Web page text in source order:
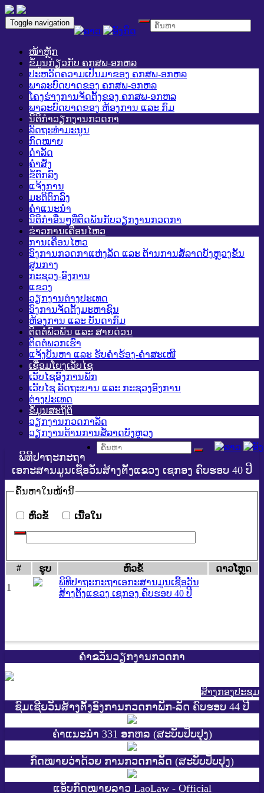
Toggle navigation
ໜ້າຫຼັກ
ຂໍ້ມູນກ່ຽວກັບ ຄກສພ-ອກຫລ
ປະຫວັດຄວາມເປັນມາຂອງ ຄກສພ-ອກຫລ
ພາລະບົດບາດຂອງ ຄກສພ-ອກຫລ
ໂຄງຮ່າງການຈັດຕັ້ງຂອງ ຄກສພ-ອກຫລ
ພາລະບົດບາດຂອງ ຫ້ອງການ ແລະ ກົມ
ນິຕິກໍາວຽກງານກວດກາ
ລັດຖະທໍາມະນູນ
ກົດໝາຍ
ດໍາລັດ
ຄໍາສັ່ງ
ຂໍ້ຕົກລົງ
ແຈ້ງການ
ມະຕິຕົກລົງ
ຄໍາແນະນໍາ
ນິຕິກໍາອື່ນໆທີ່ຕິດພັນກັບວຽກງານກວດກາ
ຂ່າວການເຄື່ອນໄຫວ
ການເຄື່ອນໄຫວ
ອົງການກວດກາແຫ່ງລັດ ແລະ ຕ້ານການສໍ້ລາດບັງຫຼວງຂັ້ນ
ສູນກາງ
ກະຊວງ-ອົງການ
ແຂວງ
ວຽກງານຕ່າງປະເທດ
ອົງການຈັດຕັ້ງມະຫາຊົນ
ຫ້ອງການ ແລະ ບັນດາກົມ
ຕິດຕໍ່ພົວພັນ ແລະ ສາຍດ່ວນ
ຕິດຕໍ່ພວກເຮົາ
ແຈ້ງບັນຫາ ແລະ ຮັບຄໍາຮ້ອງ-ຄໍາສະເໜີ
ເຊື່ອມໂຍງເວັບໄຊ
ເວັບໄຊອົງການພັກ
ເວັບໄຊ ລັດຖະບານ ແລະ ກະຊວງອົງການ
ຕ່າງປະເທດ
ຂໍ້ມູນສະຖິຕິ
ວຽກງານກວດກາລັດ
ວຽກງານຕ້ານການສໍ້ລາດບັງຫຼວງ
ພິທີປາຖະກະຖາ
ເອກະສານມູນເຊື້ອວັນສ້າງຕັ້ງແຂວງ ເຊກອງ ຄົບຮອບ 40 ປີ
ຄົ້ນ​ຫາ​ໃນ​ໜ້ານີ້
​ຫົວ​ຂໍ້ ​ເນື້ອ​ໃນ
# ຮູບ ​ຫົວ​ຂໍ້
ດາວ​ໂຫຼດ
1
ພິທີປາຖະກະຖາເອກະສານມູນເຊື້ອວັນ
ສ້າງຕັ້ງແຂວງ ເຊກອງ ຄົບຮອບ 40 ປີ
ຄຳຂວັນວຽກງານກວດກາ
ສ້າງກອງປະຊູມ
ຊົມເຊີຍວັນສ້າງຕັ້ງອົງການກວດກາພັກ-ລັດ ຄົບຮອບ 44 ປີ
ຄຳແນະນຳ 331 ອກຫລ (ສະບັບປັບປຸງ)
ກົດໝາຍວ່າດ້ວຍ ການກວດກາລັດ (ສະບັບປັບປຸງ)
ແອັບກົດໝາຍລາວ LaoLaw - Official